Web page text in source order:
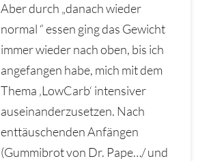
Aber durch „danach wieder
normal “ essen ging das Gewicht
immer wieder nach oben, bis ich
angefangen habe, mich mit dem
Thema ‚LowCarb‘ intensiver
auseinanderzusetzen. Nach
enttäuschenden Anfängen
(Gummibrot von Dr. Pape…/ und